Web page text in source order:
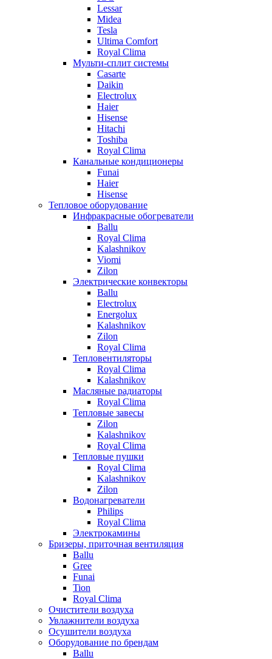
Lessar
Midea
Tesla
Ultima Comfort
Royal Clima
Мульти-сплит системы
Casarte
Daikin
Electrolux
Haier
Hisense
Hitachi
Toshiba
Royal Clima
Канальные кондиционеры
Funai
Haier
Hisense
Тепловое оборудование
Инфракрасные обогреватели
Ballu
Royal Clima
Kalashnikov
Viomi
Zilon
Электрические конвекторы
Ballu
Electrolux
Energolux
Kalashnikov
Zilon
Royal Clima
Тепловентиляторы
Royal Clima
Kalashnikov
Масляные радиаторы
Royal Clima
Тепловые завесы
Zilon
Kalashnikov
Royal Clima
Тепловые пушки
Royal Clima
Kalashnikov
Zilon
Водонагреватели
Philips
Royal Clima
Электрокамины
Бризеры, приточная вентиляция
Ballu
Gree
Funai
Tion
Royal Clima
Очистители воздуха
Увлажнители воздуха
Осушители воздуха
Оборудование по брендам
Ballu